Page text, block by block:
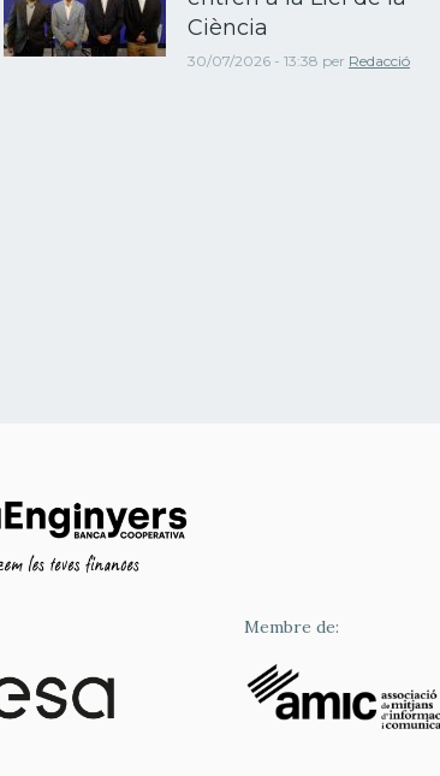
Ciència
30/07/2026 - 13:38 per Redacció
Membre de: